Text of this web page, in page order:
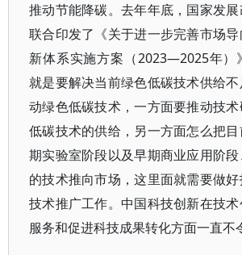
推动节能降碳。去年年底，国家发
联合印发了《关于进一步完善市场
新体系实施方案（2023—2025年）
就是要解决当前绿色低碳技术供给
动绿色低碳技术，一方面要推动技
低碳技术的供给，另一方面怎么把
期实验室阶段以及早期商业应用阶
的技术推向市场，这里面就需要做
技术推广工作。中国科技创新在技
服务和促进科技成果转化方面一直不